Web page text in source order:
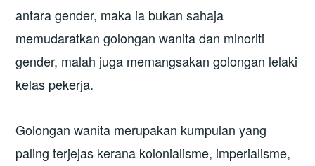
antara gender, maka ia bukan sahaja
memudaratkan golongan wanita dan minoriti
gender, malah juga memangsakan golongan lelaki
kelas pekerja.
Golongan wanita merupakan kumpulan yang
paling terjejas kerana kolonialisme, imperialisme,